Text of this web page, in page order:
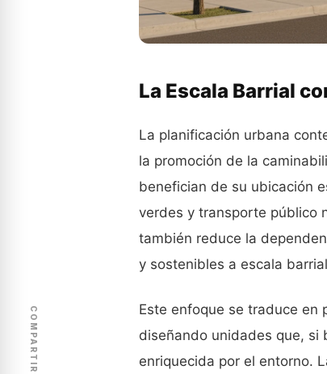
COMPARTIR
La Escala Barrial
La planificación urbana
la promoción de la
benefician de su ubicación
verdes y transporte público
también reduce la
y sostenibles a escala
Este enfoque se traduce en
diseñando unidades que, si
enriquecida por el entorno.